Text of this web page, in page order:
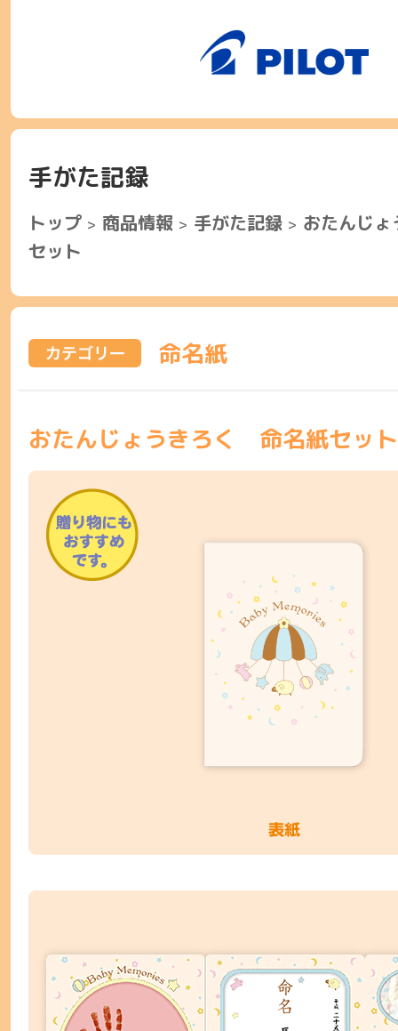
手がた記録
トップ 商品情報 手がた記録
おたんじ
セット
命名紙
おたんじょうきろく 命名紙セット